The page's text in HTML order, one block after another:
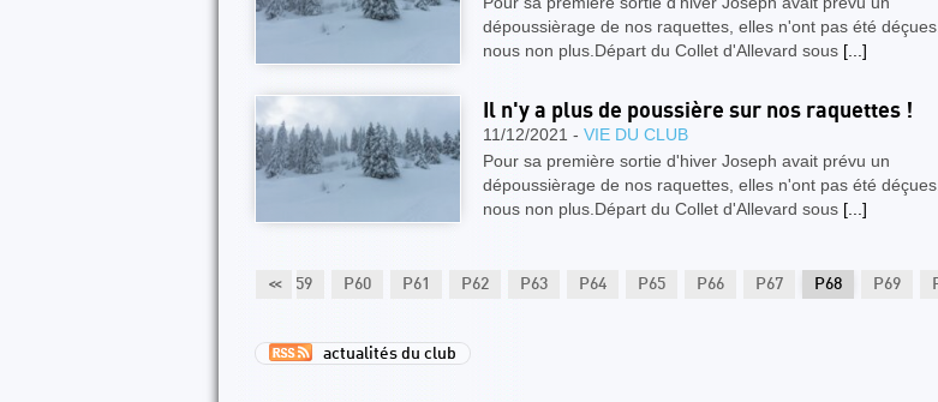
dépoussièrage de nos raquettes, elles n'ont pas été
nous non plus.Départ du Collet d'Allevard sous [...]
Il n'y a plus de poussière sur nos raquettes !
11/12/2021 - VIE DU CLUB
Pour sa première sortie d'hiver Joseph avait prévu un
dépoussièrage de nos raquettes, elles n'ont pas été
nous non plus.Départ du Collet d'Allevard sous [...]
<< P59 P60 P61 P62 P63 P64 P65 P66 P67 P68 P69
actualités du club